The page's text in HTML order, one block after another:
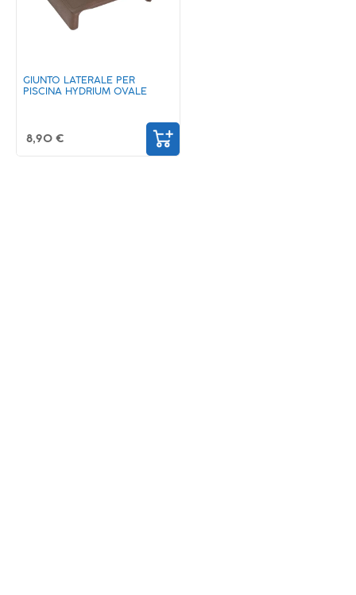
GIUNTO LATERALE PER
PISCINA HYDRIUM OVALE
8,90 €